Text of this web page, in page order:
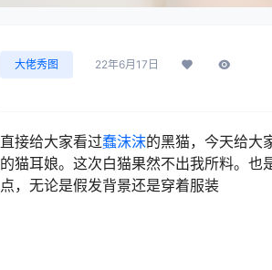
大佬秀图 22年6月17日
直接给大家看过蠢沫沫的黑猫，今天给大
的猫耳娘。这次白猫果然不出我所料。
点，无论是假发背景还是穿着服装